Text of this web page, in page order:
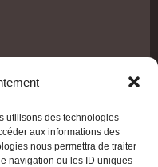
utilisons des technologies
aux informations des
nous permettra de traiter
navigation ou les ID uniques